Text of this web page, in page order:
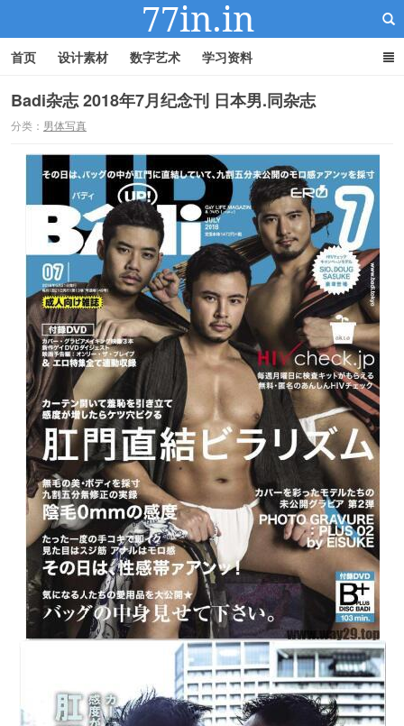
首页 设计素材 数字艺术 学习资料
Badi杂志 2018年7月纪念刊 日本男.同杂志
分类： 男体写真